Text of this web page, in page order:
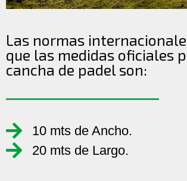
Las normas
que las medidas oficiales
cancha de padel son:
10 mts de Ancho.
20 mts de Largo.